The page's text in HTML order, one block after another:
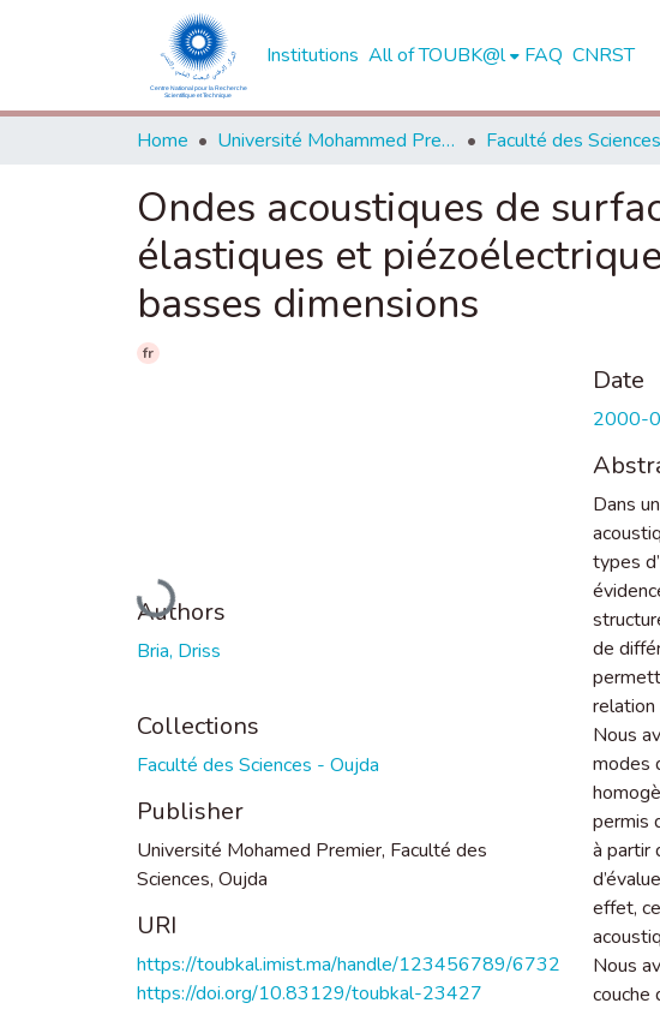
Institutions All of TOUBK@l FAQ CNRST
Home Université Mohammed Premier - Oujda
Ondes acoustiques de
élastiques et
basses dimensions
fr
Loading...
Authors
Bria, Driss
Collections
Faculté des Sciences - Oujda
Publisher
Université Mohamed Premier, Faculté des
Sciences, Oujda
URI
https://toubkal.imist.ma/handle/123456789/6732
https://doi.org/10.83129/toubkal-23427
Date
2000-
Dans
types
de
relation
Nous
modes
permis
à partir
effet,
Nous
couche